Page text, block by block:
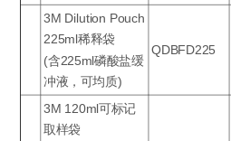
3M Dilution Pouch
225ml稀释袋
(含225ml磷酸盐缓
冲液，可均质)
QDBFD225
3M 120ml可标记
取样袋